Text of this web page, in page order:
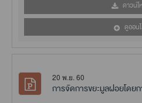
ดาวน์
ดูออน
20 พ.ย. 60
การจัดการขยะมูลฝอยโดย